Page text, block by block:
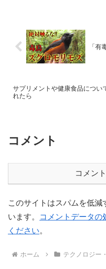
「有
サプリメントや健康食品につい
れたら
コメント
コメン
このサイトはスパムを低減
います。
コメントデータの
ください。
ホーム テクノロジー